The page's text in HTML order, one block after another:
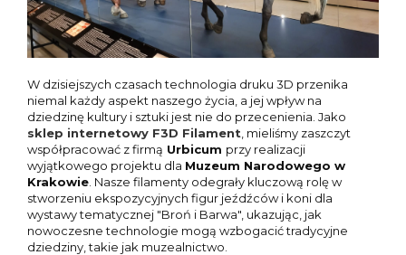
W dzisiejszych czasach technologia druku 3D przenika
niemal każdy aspekt naszego życia, a jej wpływ na
dziedzinę kultury i sztuki jest nie do przecenienia. Jako
sklep internetowy F3D Filament , mieliśmy zaszczyt
współpracować z firmą Urbicum przy realizacji
wyjątkowego projektu dla Muzeum Narodowego w
Krakowie . Nasze filamenty odegrały kluczową rolę w
stworzeniu ekspozycyjnych figur jeźdźców i koni dla
wystawy tematycznej "Broń i Barwa", ukazując, jak
nowoczesne technologie mogą wzbogacić tradycyjne
dziedziny, takie jak muzealnictwo.